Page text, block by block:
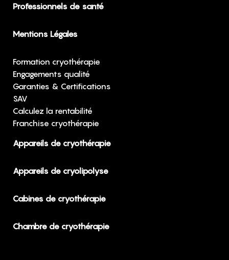
Professionnels de santé
Mentions Légales
Formation cryothérapie
Engagements qualité
Garanties & Certifications
SAV
Calculez la rentabilité
Franchise cryothérapie
Appareils de cryothérapie
Appareils de cryolipolyse
Cabines de cryothérapie
Chambre de cryothérapie